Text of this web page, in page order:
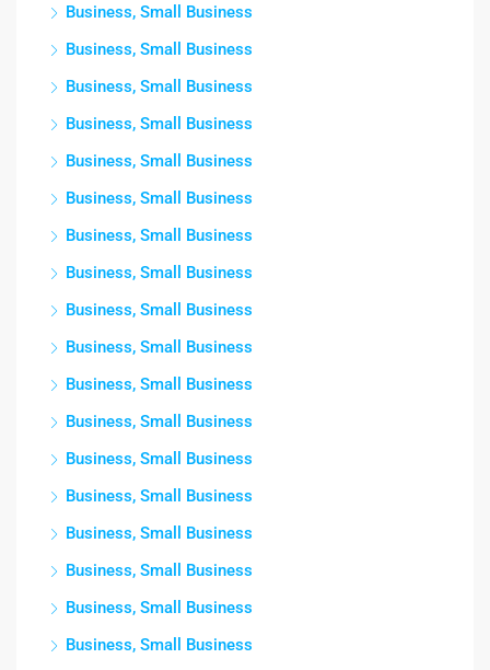
Business, Small Business
Business, Small Business
Business, Small Business
Business, Small Business
Business, Small Business
Business, Small Business
Business, Small Business
Business, Small Business
Business, Small Business
Business, Small Business
Business, Small Business
Business, Small Business
Business, Small Business
Business, Small Business
Business, Small Business
Business, Small Business
Business, Small Business
Business, Small Business